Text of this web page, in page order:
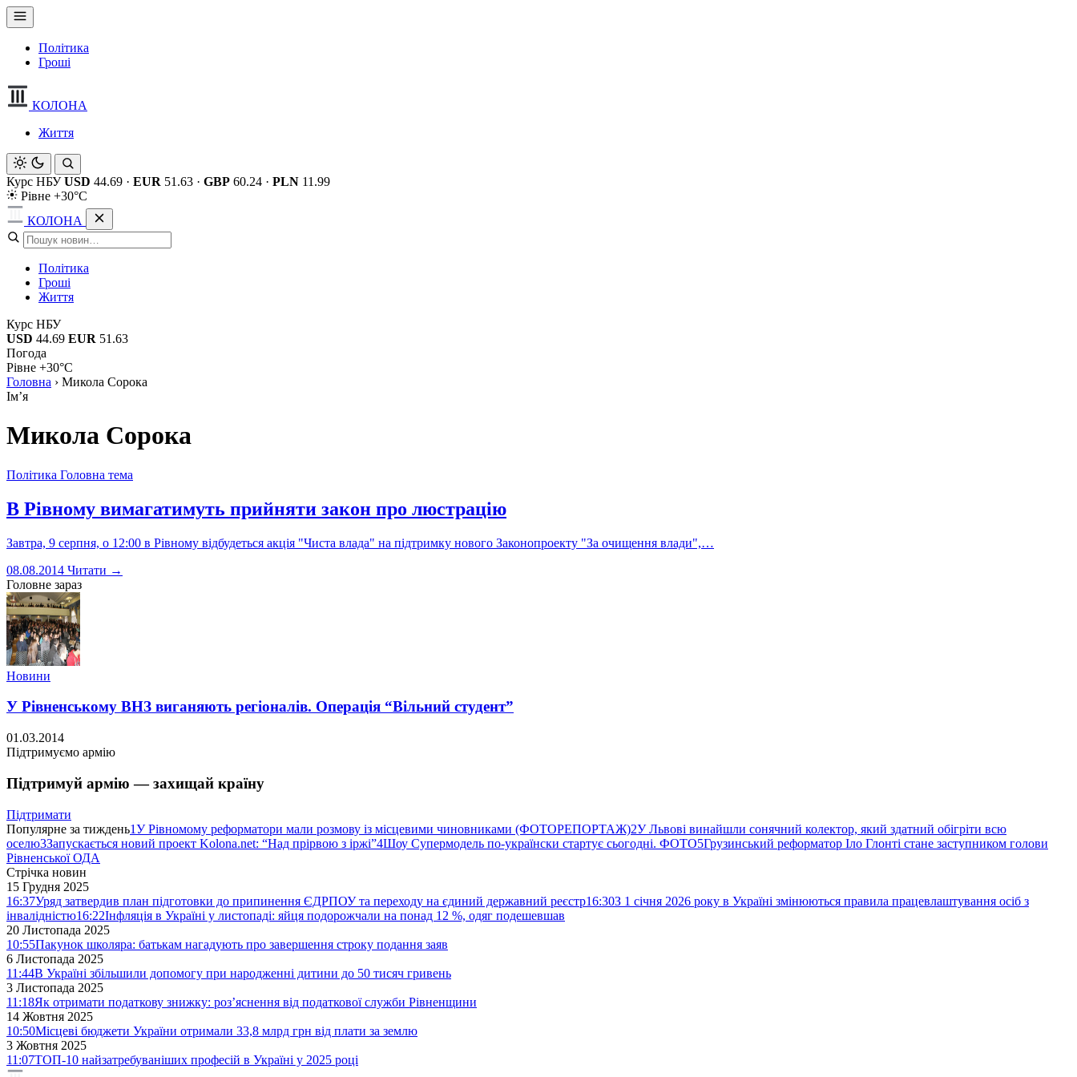
Політика
Гроші
КОЛОНА
Життя
Курс НБУ USD 44.69 · EUR 51.63 · GBP 60.24 · PLN 11.99
Рівне +30°C
КОЛОНА
Політика
Гроші
Життя
Курс НБУ
USD 44.69 EUR 51.63
Погода
Рівне +30°C
Головна › Микола Сорока
Імʼя
Микола Сорока
Політика Головна тема
В Рівному вимагатимуть прийняти закон про люстрацію
Завтра, 9 серпня, о 12:00 в Рівному відбудеться акція "Чиста влада" на підтримку нового Законопроекту "За очищення влади",…
08.08.2014 Читати →
Головне зараз
Новини
У Рівненському ВНЗ виганяють регіоналів. Операція “Вільний студент”
01.03.2014
Підтримуємо армію
Підтримуй армію — захищай країну
Підтримати
Популярне за тиждень1У Рівномому реформатори мали розмову із місцевими чиновниками (ФОТОРЕПОРТАЖ)2У Львові винайшли сонячний колектор, який здатний обігріти всю
оселю3Запускається новий проект Kolona.net: “Над прірвою з іржі”4Шоу Супермодель по-українски стартує сьогодні. ФОТО5Грузинський реформатор Іло Глонті стане заступником голови
Рівненської ОДА
Стрічка новин
15 Грудня 2025
16:37Уряд затвердив план підготовки до припинення ЄДРПОУ та переходу на єдиний державний реєстр16:30З 1 січня 2026 року в Україні змінюються правила працевлаштування осіб з
інвалідністю16:22Інфляція в Україні у листопаді: яйця подорожчали на понад 12 %, одяг подешевшав
20 Листопада 2025
10:55Пакунок школяра: батькам нагадують про завершення строку подання заяв
6 Листопада 2025
11:44В Україні збільшили допомогу при народженні дитини до 50 тисяч гривень
3 Листопада 2025
11:18Як отримати податкову знижку: роз’яснення від податкової служби Рівненщини
14 Жовтня 2025
10:50Місцеві бюджети України отримали 33,8 млрд грн від плати за землю
3 Жовтня 2025
11:07ТОП-10 найзатребуваніших професій в Україні у 2025 році